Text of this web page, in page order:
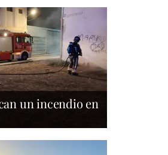
un incendio en